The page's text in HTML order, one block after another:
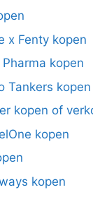
x Fenty kopen
kopen
Tankers kopen
kopen of
kopen
kopen